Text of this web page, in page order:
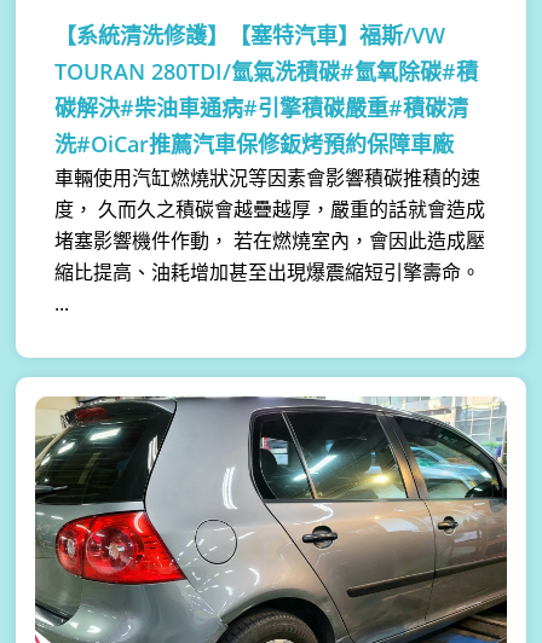
【系統清洗修護】
【塞特汽車】福斯/VW
TOURAN 280TDI/氫氣洗積碳#氫氧除碳#積
碳解決#柴油車通病#引擎積碳嚴重#積碳清
洗#OiCar推薦汽車保修鈑烤預約保障車廠
車輛使用汽缸燃燒狀況等因素會影響積碳推積的速
度， 久而久之積碳會越疊越厚，嚴重的話就會造成
堵塞影響機件作動， 若在燃燒室內，會因此造成壓
縮比提高、油耗增加甚至出現爆震縮短引擎壽命。
...